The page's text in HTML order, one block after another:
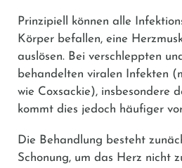
Prinzipiell können alle
Körper befallen, eine
auslösen. Bei verschleppten
behandelten viralen Infekten
wie Coxsackie), insbesondere
kommt dies jedoch häufiger
Die Behandlung besteht
Schonung, um das Herz nicht